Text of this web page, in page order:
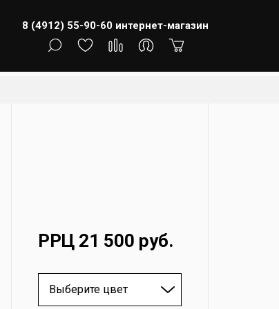
8 (4912) 55-90-60 интернет-магазин
РРЦ 21 500 руб.
Выберите цвет